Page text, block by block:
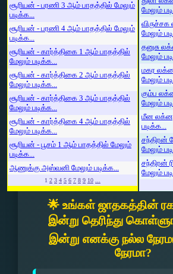
சூரியன் - பரணி 3 ஆம் பாதத்தில் மேலும்
படிக்க...
சூரியன் - பரணி 4 ஆம் பாதத்தில் மேலும்
படிக்க...
சூரியன் - கார்த்திகை 1 ஆம் பாதத்தில்
மேலும் படிக்க...
சூரியன் - கார்த்திகை 2 ஆம் பாதத்தில்
மேலும் படிக்க...
சூரியன் - கார்த்திகை 3 ஆம் பாதத்தில்
மேலும் படிக்க...
சூரியன் - கார்த்திகை 4 ஆம் பாதத்தில்
மேலும் படிக்க...
சூரியன் - பூசம் 1 ஆம் பாதத்தில் மேலும்
படிக்க...
ஆணுக்கு அஸ்வனி மேலும் படிக்க...
1 2 3 4 5 6 7 8 9 10 ...
மேலும்
மேலும்
தனுசு
மேலும்
மகர
மேலும்
கும்ப
மேலும்
மீன
படிக்க...
சந்திரன்
மேலும்
சந்திரன்
மேலும்
🌟 உங்கள் ஜாதகத்தின்
இன்று தெரிந்து
இன்று எனக்கு நல்ல
நேரமா?